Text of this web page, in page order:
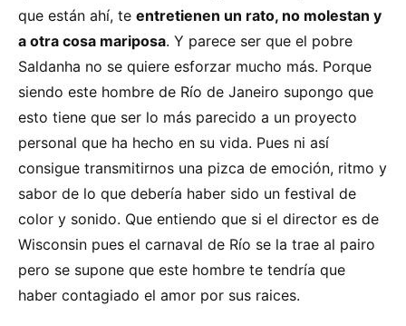
que están ahí, te entretienen un rato, no molestan y
a otra cosa mariposa. Y parece ser que el pobre
Saldanha no se quiere esforzar mucho más. Porque
siendo este hombre de Río de Janeiro supongo que
esto tiene que ser lo más parecido a un proyecto
personal que ha hecho en su vida. Pues ni así
consigue transmitirnos una pizca de emoción, ritmo y
sabor de lo que debería haber sido un festival de
color y sonido. Que entiendo que si el director es de
Wisconsin pues el carnaval de Río se la trae al pairo
pero se supone que este hombre te tendría que
haber contagiado el amor por sus raices.